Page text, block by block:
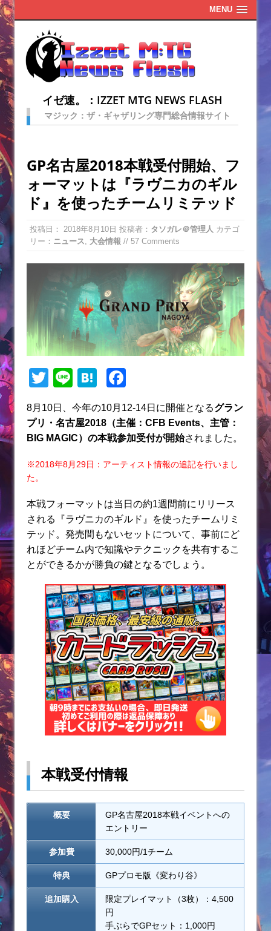
MENU
イゼ速。：IZZET MTG NEWS FLASH
マジック：ザ・ギャザリング専門総合情報サイト
GP名古屋2018本戦受付開始、フ
ォーマットは『ラヴニカのギル
ド』を使ったチームリミテッド
投稿日： 2018年8月10日 投稿者： タソガレ＠管理人 カテゴ
リー： ニュース 大会情報 // 57 Comments
T
itt
er
Li
e
H
e
n
c
e
o
o
k
8月10日、今年の10月12-14日に開催となるグラン
プリ・名古屋2018（主催：CFB Events、主管：
BIG MAGIC）の本戦参加受付が開始されました。
※2018年8月29日：アーティスト情報の追記を行いまし
た。
本戦フォーマットは当日の約1週間前にリリース
される『ラヴニカのギルド』を使ったチームリミ
テッド。発売間もないセットについて、事前にど
れほどチーム内で知識やテクニックを共有するこ
とができるかが勝負の鍵となるでしょう。
本戦受付情報
概要
GP名古屋2018本戦イベントへの
エントリー
参加費 30,000円/1チーム
特典 GPプロモ版《変わり谷》
追加購入
限定プレイマット（3枚）：4,500
円
手ぶらでGPセット：1,000円